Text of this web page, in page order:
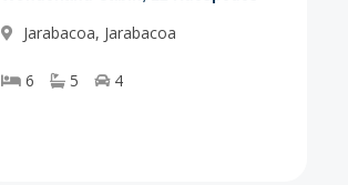
Jarabacoa, Jarabacoa
6 5 4